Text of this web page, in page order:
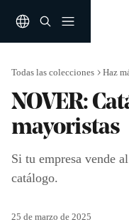
Todas las colecciones Haz
NOVER:
mayoristas
Si tu empresa vende
catálogo.
25 de marzo de 2025